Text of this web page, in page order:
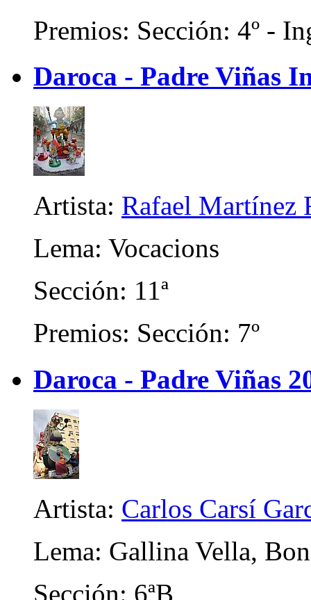
Premios: Sección: 4º -
Daroca - Padre Viñas
Artista: Rafael Martínez
Lema: Vocacions
Sección: 11ª
Premios: Sección: 7º
Daroca - Padre Viñas
Artista: Carlos Carsí
Lema: Gallina Vella,
Sección: 6ªB